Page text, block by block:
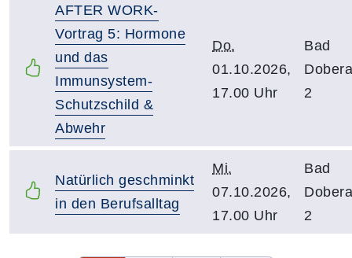
AFTER WORK-
Vortrag 5: Hormone
und das
Immunsystem-
Schutzschild &
Abwehr
Do.
01.10.2026,
17.00 Uhr
Bad
2
Natürlich geschminkt
in den Berufsalltag
Mi.
07.10.2026,
17.00 Uhr
Bad
2